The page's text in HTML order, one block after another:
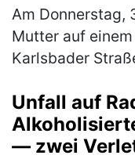
Am Donnerstag,
Mutter auf
Karlsbader
Unfall auf
— zwei